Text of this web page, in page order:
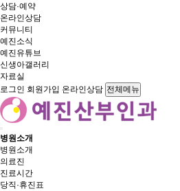
상담·예약
온라인상담
커뮤니티
예진소식
예진유튜브
신생아갤러리
자료실
로그인 회원가입 온라인상담 전체메뉴
병원소개
병원소개
의료진
진료시간
당직·휴진표